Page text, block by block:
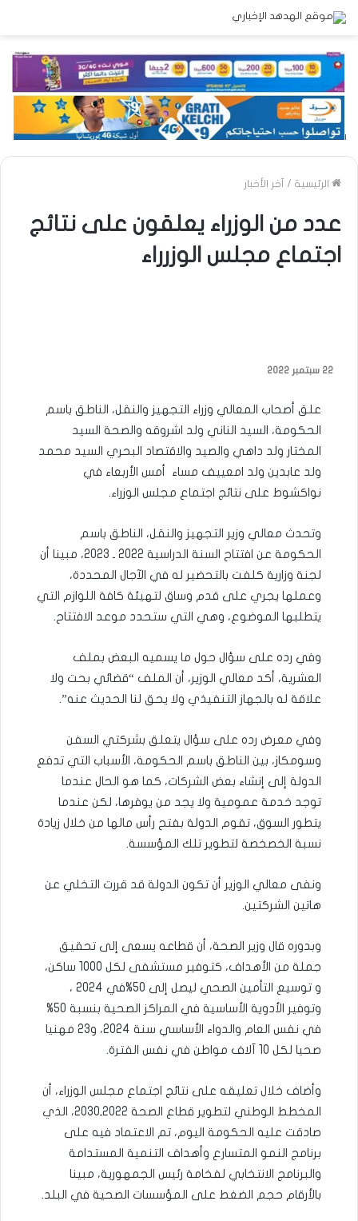
الرئيسية / آخر الأخبار
عدد من الوزراء يعلقون على نتائج
اجتماع مجلس الوزرراء
22 سبتمبر 2022
علق أصحاب المعالي وزراء التجهيز والنقل، الناطق باسم
الحكومة، السيد الناني ولد اشروقه والصحة السيد
المختار ولد داهي والصيد والاقتصاد البحري السيد محمد
ولد عابدين ولد امعييف مساء أمس الأربعاء في
نواكشوط على نتائج اجتماع مجلس الوزراء.
وتحدث معالي وزير التجهيز والنقل، الناطق باسم
الحكومة عن افتتاح السنة الدراسية 2022 ـ 2023، مبينا أن
لجنة وزارية كلفت بالتحضير له في الآجال المحددة،
وعملها يجري على قدم وساق لتهيئة كافة اللوازم التي
يتطلبها الموضوع، وهي التي ستحدد موعد الافتتاح.
وفي رده على سؤال حول ما يسميه البعض بملف
العشرية، أكد معالي الوزير، أن الملف “قضائي بحت ولا
علاقة له بالجهاز التنفيذي ولا يحق لنا الحديث عنه”.
وفي معرض رده على سؤال يتعلق بشركتي السفن
وسومكاز، بين الناطق باسم الحكومة، الأسباب التي تدفع
الدولة إلى إنشاء بعض الشركات، كما هو الحال عندما
توجد خدمة عمومية ولا يجد من يوفرها، لكن عندما
يتطور السوق، تقوم الدولة بفتح رأس مالها من خلال زيادة
نسبة الخصخصة لتطوير تلك المؤسسة.
ونفى معالي الوزير أن تكون الدولة قد قررت التخلي عن
هاتين الشركتين.
وبدوره قال وزير الصحة، أن قطاعه يسعى إلى تحقيق
جملة من الأهداف، كتوفير مستشفى لكل 1000 ساكن،
و توسيع التأمين الصحي ليصل إلى 50%في 2024 ،
وتوفير الأدوية الأساسية في المراكز الصحية بنسبة 50%
في نفس العام والدواء الأساسي سنة 2024، و23 مهنيا
صحيا لكل 10 آلاف مواطن في نفس الفترة.
وأضاف خلال تعليقه على نتائج اجتماع مجلس الوزراء، أن
المخطط الوطني لتطوير قطاع الصحة 2022ـ2030، الذي
صادقت عليه الحكومة اليوم، تم الاعتماد فيه على
برنامج النمو المتسارع وأهداف التنمية المستدامة
والبرنامج الانتخابي لفخامة رئيس الجمهورية، مبينا
بالأرقام حجم الضغط على المؤسسات الصحية في البلد.